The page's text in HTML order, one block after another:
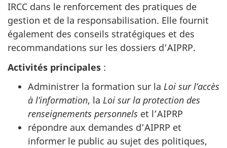
IRCC dans le renforcement des pratiques de
gestion et de la responsabilisation. Elle fournit
également des conseils stratégiques et des
recommandations sur les dossiers d’AIPRP.
Activités principales :
Administrer la formation sur la Loi sur l’accès
à l’information, la Loi sur la protection des
renseignements personnels et l’AIPRP
répondre aux demandes d’AIPRP et
informer le public au sujet des politiques,